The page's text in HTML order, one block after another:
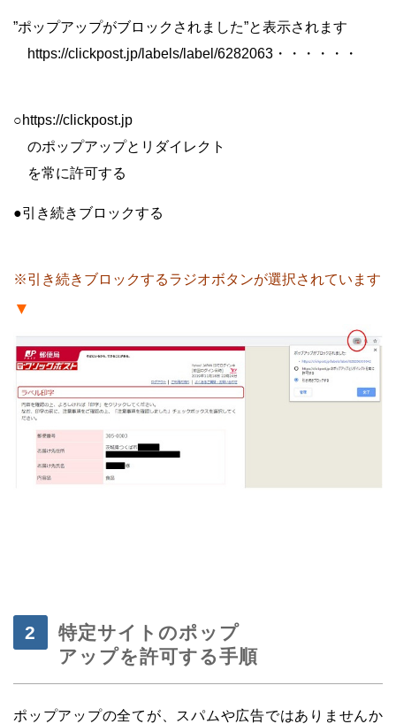
”ポップアップがブロックされました”と表示されます
https://clickpost.jp/labels/label/6282063・・・・・・
○https://clickpost.jp
のポップアップとリダイレクト
を常に許可する
●引き続きブロックする
※引き続きブロックするラジオボタンが選択されています
▼
特定サイトのポップ
アップを許可する手順
ポップアップの全てが、スパムや広告ではありませんか